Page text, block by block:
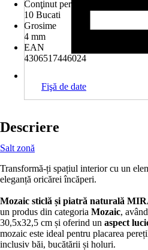
Conţinut per pachet
10 Bucati
Grosime
4 mm
EAN
4306517446024
Fişă de date
Descriere
Salt zonă
Transformă-ți spațiul interior cu un
eleganță oricărei încăperi.
Mozaic sticlă și piatră naturală
un produs din categoria Mozaic, având
30,5x32,5 cm și oferind un aspect
mozaic este ideal pentru placarea
inclusiv băi, bucătării și holuri.